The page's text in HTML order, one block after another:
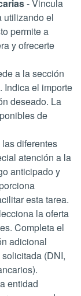
- Vincula
utilizando el
permite a
y ofrecerte
a la sección
Indica el importe
deseado. La
de
diferentes
atención a la
anticipado y
esta tarea.
la oferta
Completa el
adicional
(DNI,
entidad